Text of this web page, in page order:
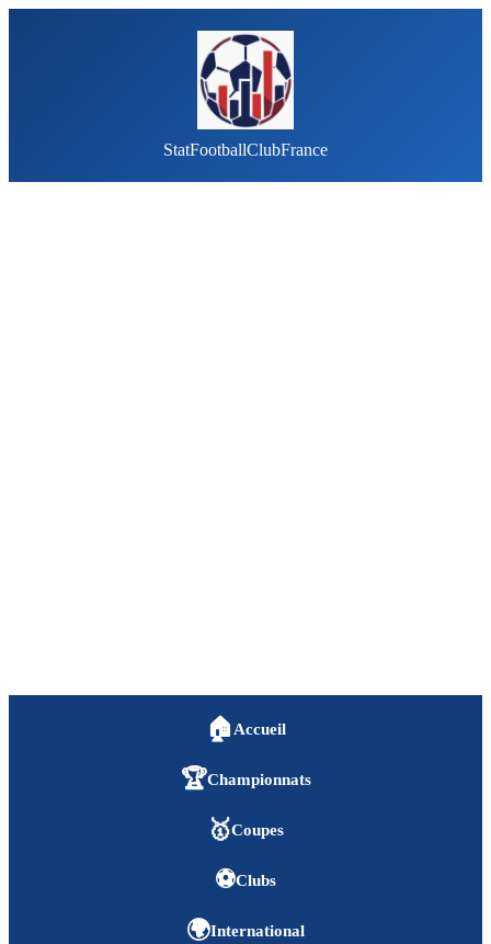
StatFootballClubFrance
🏠 Accueil
🏆Championnats
🥇Coupes
⚽Clubs
🌍International